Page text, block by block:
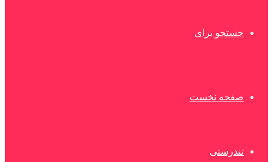
جستجو برای
صفحه نخست
تندرستی